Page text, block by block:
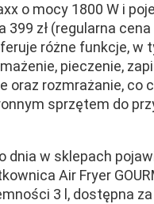
o mocy 1800 W i
399 zł (regularna cena
różne funkcje, w
pieczenie,
oraz rozmrażanie, co
sprzętem do
dnia w sklepach
Air Fryer
3 l, dostępna za